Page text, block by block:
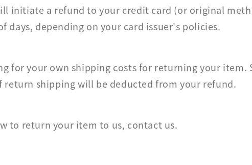
initiate a refund to your credit card (or original
depending on your card issuer's policies.
for your own shipping costs for returning your
return shipping will be deducted from your refund.
to return your item to us, contact us.